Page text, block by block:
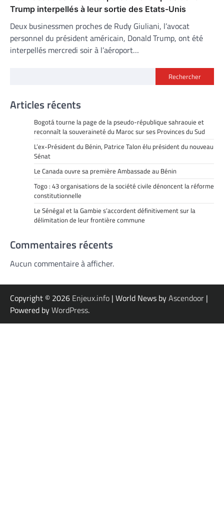
Trump interpellés à leur sortie des Etats-Unis
Deux businessmen proches de Rudy Giuliani, l’avocat
personnel du président américain, Donald Trump, ont été
interpellés mercredi soir à l’aéroport…
Rechercher
Articles récents
Bogotá tourne la page de la pseudo-république sahraouie et
reconnaît la souveraineté du Maroc sur ses Provinces du Sud
L’ex-Président du Bénin, Patrice Talon élu président du nouveau
Sénat
Le Canada ouvre sa première Ambassade au Bénin
Togo : 43 organisations de la société civile dénoncent la réforme
constitutionnelle
Le Sénégal et la Gambie s’accordent définitivement sur la
délimitation de leur frontière commune
Commentaires récents
Aucun commentaire à afficher.
Copyright © 2026 Enjeux.info | World News byAscendoor |
Powered byWordPress.